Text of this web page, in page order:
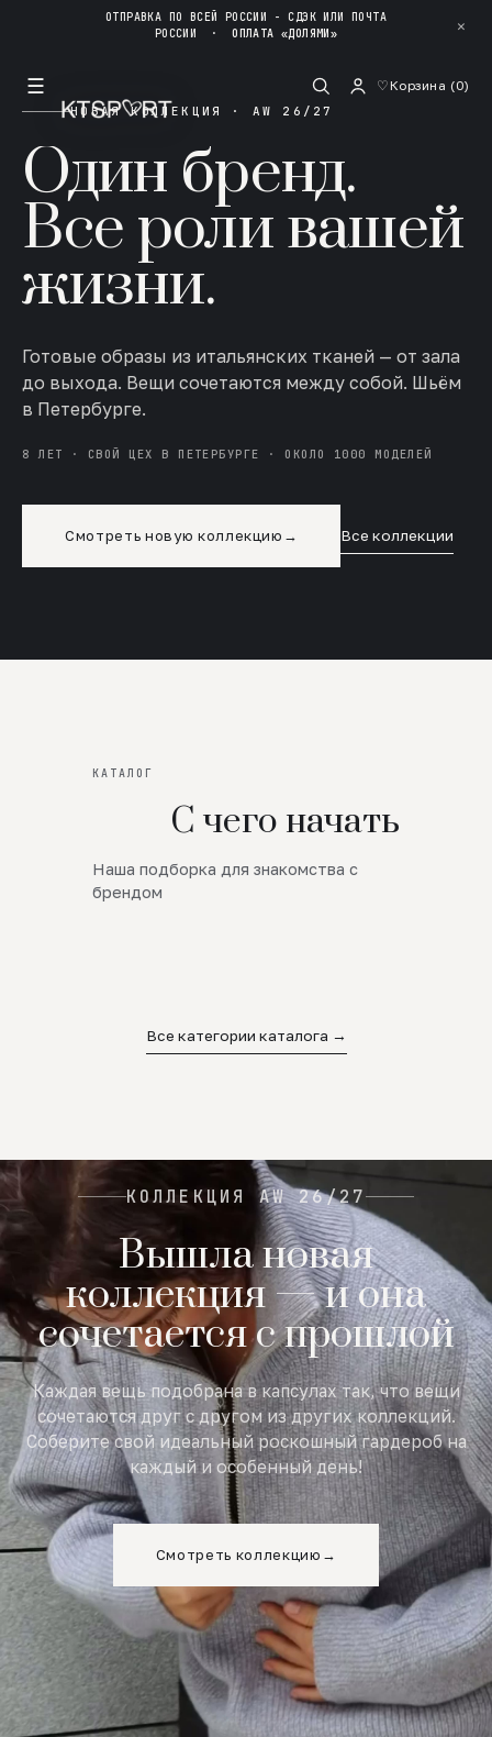
ОТПРАВКА ПО ВСЕЙ РОССИИ - СДЭК ИЛИ ПОЧТА
РОССИИ ·ОПЛАТА «ДОЛЯМИ» ✕
☰ ♡Корзина (0)
НОВАЯ КОЛЛЕКЦИЯ · AW 26/27
Один бренд.
Все роли вашей
жизни.
Готовые образы из итальянских тканей — от зала
до выхода. Вещи сочетаются между собой. Шьём
в Петербурге.
8 ЛЕТ · СВОЙ ЦЕХ В ПЕТЕРБУРГЕ · ОКОЛО 1000 МОДЕЛЕЙ
Смотреть новую коллекцию → Все коллекции
КАТАЛОГ
С чего начать
Наша подборка для знакомства с
брендом
Новинки
SALE
Все категории каталога →
КОЛЛЕКЦИЯ AW 26/27
Вышла новая
коллекция — и она
сочетается с прошлой
Каждая вещь подобрана в капсулах так, что вещи
сочетаются друг с другом из других коллекций.
Соберите свой идеальный роскошный гардероб на
каждый и особенный день!
Смотреть коллекцию →